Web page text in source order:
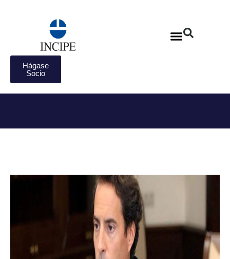
Hágase
Socio
Incipe en la prensa